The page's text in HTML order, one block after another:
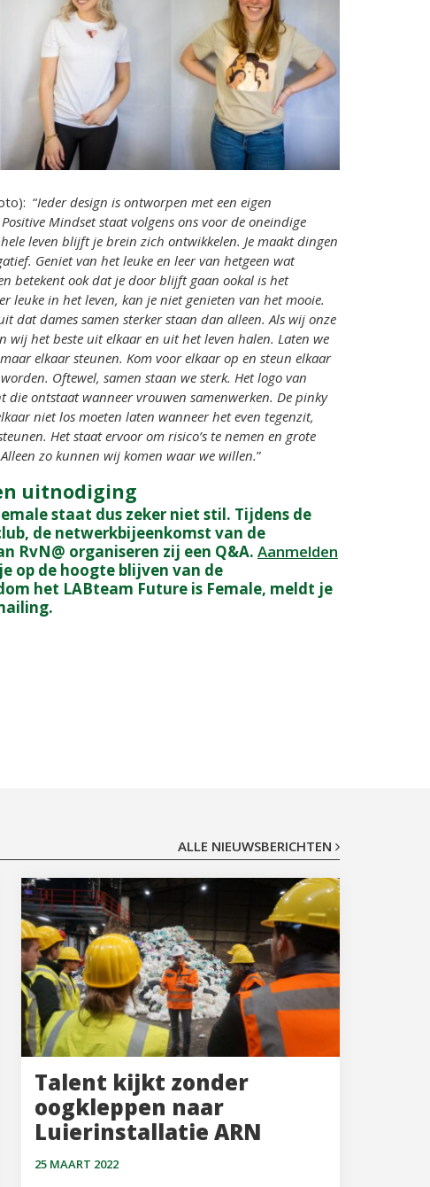
“Ieder design is ontworpen met een eigen
Mindset staat volgens ons voor de oneindige
leven blijft je brein zich ontwikkelen. Je maakt dingen
Geniet van het leuke en leer van hetgeen wat
betekent ook dat je door blijft gaan ookal is het
leuke in het leven, kan je niet genieten van het mooie.
dat dames samen sterker staan dan alleen. Als wij onze
wij het beste uit elkaar en uit het leven halen. Laten we
elkaar steunen. Kom voor elkaar op en steun elkaar
Oftewel, samen staan we sterk. Het logo van
die ontstaat wanneer vrouwen samenwerken. De pinky
niet los moeten laten wanneer het even tegenzit,
Het staat ervoor om risico’s te nemen en grote
zo kunnen wij komen waar we willen.”
uitnodiging
staat dus zeker niet stil. Tijdens de
de netwerkbijeenkomst van de
RvN@ organiseren zij een Q&A. Aanmelden
op de hoogte blijven van de
het LABteam Future is Female, meldt je
ALLE NIEUWSBERICHTEN
Talent kijkt zonder
oogkleppen naar
Luierinstallatie ARN
25 MAART 2022